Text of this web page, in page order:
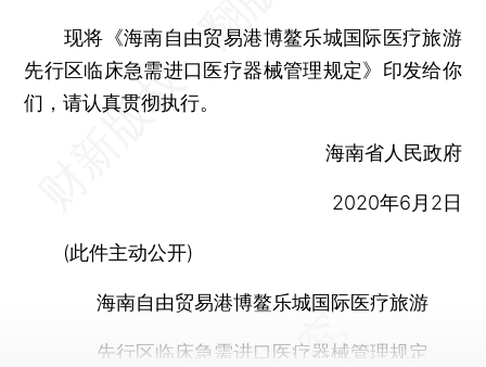
现将《海南自由贸易港博鳌乐城国际医疗旅游
先行区临床急需进口医疗器械管理规定》印发给你
们，请认真贯彻执行。
海南省人民政府
2020年6月2日
(此件主动公开)
海南自由贸易港博鳌乐城国际医疗旅游
先行区临床急需进口医疗器械管理规定